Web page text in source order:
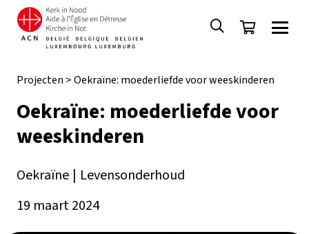
Projecten >Oekraïne: moederliefde voor weeskinderen
Oekraïne: moederliefde voor
weeskinderen
Oekraïne | Levensonderhoud
19 maart 2024